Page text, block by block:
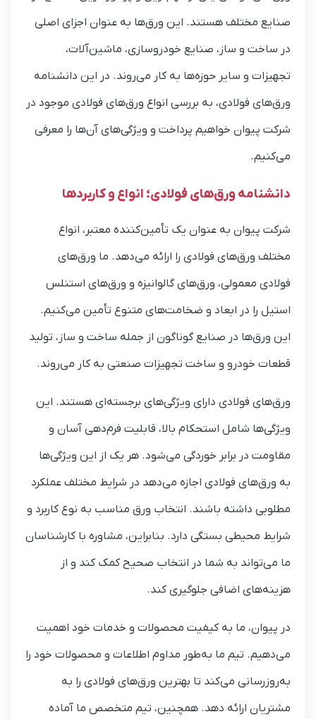
صنایع مختلف هستند. این ورق‌ها به عنوان اجزای اصلی
در ساخت و ساز، صنایع خودروسازی، ماشین‌آلات،
تجهیزات و سایر حوزه‌ها به کار می‌روند. در این دانشنامه
ورق‌های فولادی، به بررسی انواع ورق‌های فولادی موجود در
شرکت پیوان خواهیم پرداخت و ویژگی‌های آن‌ها را معرفی
می‌کنیم.
دانشنامه ورق‌های فولادی؛ انواع و کاربردها
شرکت پیوان به عنوان یک تأمین‌کننده معتبر، انواع
مختلف ورق‌های فولادی را ارائه می‌دهد. ما ورق‌های
فولادی معمولی، ورق‌های گالوانیزه و ورق‌های استنلس
استیل را در ابعاد و ضخامت‌های متنوع تأمین می‌کنیم.
این ورق‌ها در صنایع گوناگون از جمله ساخت و ساز، تولید
قطعات خودرو و ساخت تجهیزات صنعتی به کار می‌روند.
ورق‌های فولادی دارای ویژگی‌های برجسته‌ای هستند. این
ویژگی‌ها شامل استحکام بالا، قابلیت فرم‌دهی آسان و
مقاومت در برابر خوردگی می‌شود. هر یک از این ویژگی‌ها
به ورق‌های فولادی اجازه می‌دهد در شرایط مختلف عملکرد
مطلوبی داشته باشند. انتخاب ورق مناسب به نوع کاربرد و
شرایط محیطی بستگی دارد. بنابراین، مشاوره با کارشناسان
ما می‌تواند به شما در انتخاب صحیح کمک کند و از
هزینه‌های اضافی جلوگیری کند.
در پیوان، ما به کیفیت محصولات و خدمات خود اهمیت
می‌دهیم. تیم ما به‌طور مداوم اطلاعات و محصولات خود را
به‌روزرسانی می‌کند تا بهترین ورق‌های فولادی را به
مشتریان ارائه دهد. همچنین، تیم متخصص ما آماده